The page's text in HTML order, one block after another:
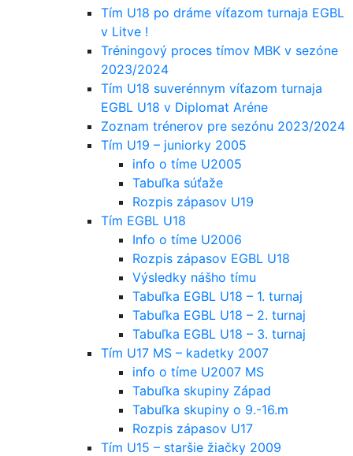
Tím U18 po dráme víťazom turnaja EGBL
v Litve !
Tréningový proces tímov MBK v sezóne
2023/2024
Tím U18 suverénnym víťazom turnaja
EGBL U18 v Diplomat Aréne
Zoznam trénerov pre sezónu 2023/2024
Tím U19 – juniorky 2005
info o tíme U2005
Tabuľka súťaže
Rozpis zápasov U19
Tím EGBL U18
Info o tíme U2006
Rozpis zápasov EGBL U18
Výsledky nášho tímu
Tabuľka EGBL U18 – 1. turnaj
Tabuľka EGBL U18 – 2. turnaj
Tabuľka EGBL U18 – 3. turnaj
Tím U17 MS – kadetky 2007
info o tíme U2007 MS
Tabuľka skupiny Západ
Tabuľka skupiny o 9.-16.m
Rozpis zápasov U17
Tím U15 – staršie žiačky 2009